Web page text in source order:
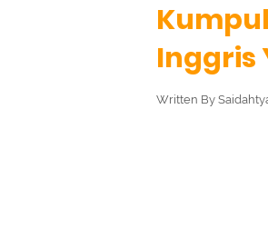
Inggris
Written By